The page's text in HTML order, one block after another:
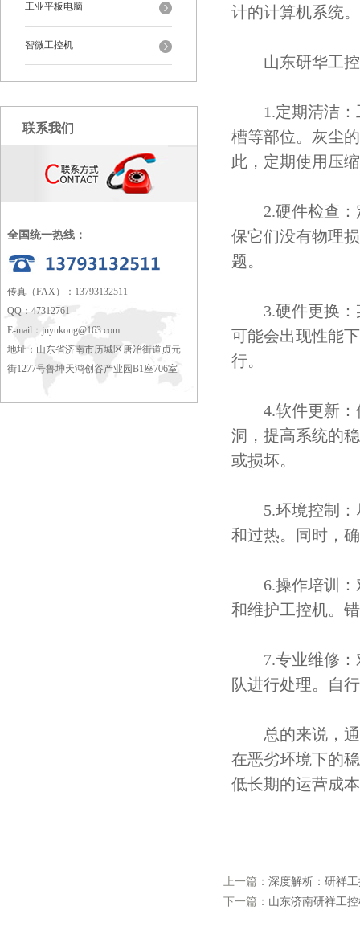
工业平板电脑
智微工控机
联系我们
全国统一热线：
传真（FAX）：13793132511
QQ：47312761
E-mail： jnyukong@163.com
地址：山东省济南市历城区唐冶街道贞元
街1277号鲁坤天鸿创谷产业园B1座706室
计的计算机系统。
山东研华工控
1.定期清洁：
槽等部位。灰尘
此，定期使用压
2.硬件检查：
保它们没有物理
题。
3.硬件更换：
可能会出现性能
行。
4.软件更新：
洞，提高系统的
或损坏。
5.环境控制：
和过热。同时，
6.操作培训：
和维护工控机。
7.专业维修：
队进行处理。自
总的来说，通
在恶劣环境下的
低长期的运营成
上一篇： 深度解析：研祥
下一篇： 山东济南研祥工